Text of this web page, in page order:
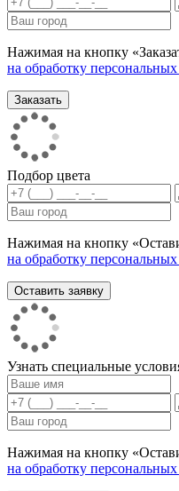
Нажимая на кнопку
на обработку
Подбор цвета
Нажимая на кнопку
на обработку
Узнать специальные
Нажимая на кнопку
на обработку